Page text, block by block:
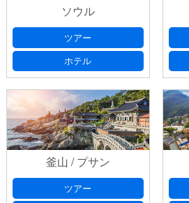
ソウル
ツアー
ホテル
釜山 / プサン
ツアー